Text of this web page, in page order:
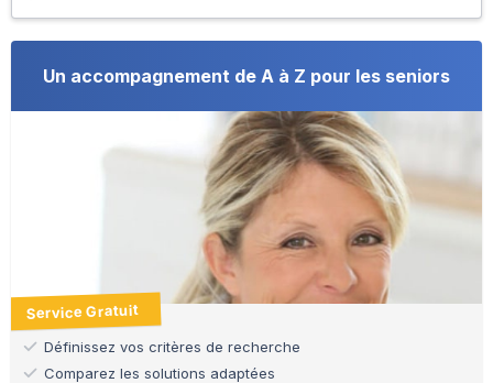
Un accompagnement de A à Z pour les seniors
Service Gratuit
Définissez vos critères de recherche
Comparez les solutions adaptées